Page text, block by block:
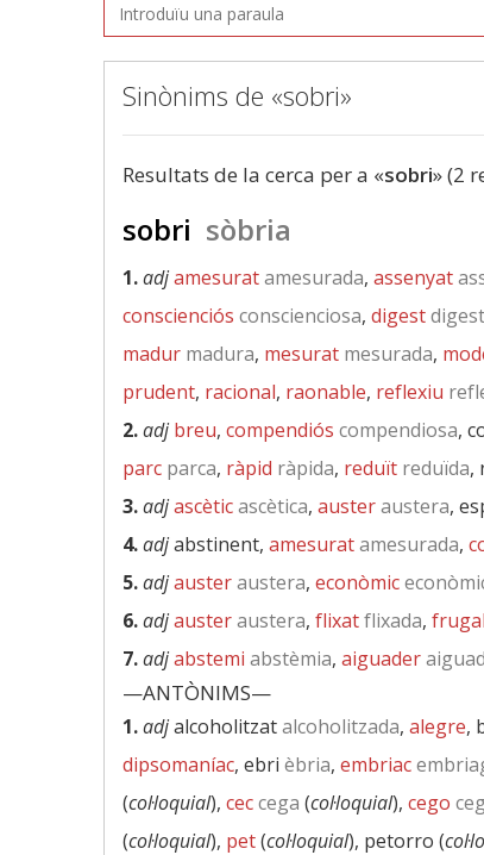
Sinònims de «sobri»
Resultats de la cerca per a «sobri» (2
sobri sòbria
1.adjamesuratamesurada, assenyat
conscienciós conscienciosa, digest
madur madura, mesurat mesurada,
prudent, racional, raonable, reflexiu
2.adj breu, compendiós compendiosa,
parc parca, ràpid ràpida, reduït reduïda,
3.adjascèticascètica, austeraustera,
4.adjabstinent, amesuratamesurada,
5.adjausteraustera, econòmic
6.adjausteraustera, flixatflixada, frugal
7.adjabstemi abstèmia, aiguader
—ANTÒNIMS—
1.adjalcoholitzatalcoholitzada, alegre,
dipsomaníac, ebri èbria, embriac
(col·loquial), ceccega (col·loquial), cego
(col·loquial), pet(col·loquial), petorro (